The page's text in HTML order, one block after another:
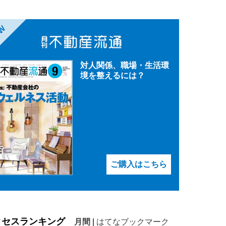
対人関係、職場・生活環
境を整えるには？
ご購入はこちら
セスランキング 月間 はてなブックマーク